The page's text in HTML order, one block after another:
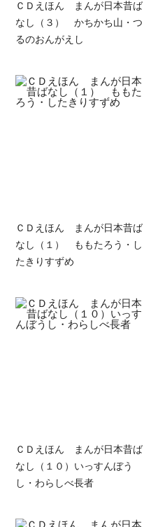
ＣＤえほん まんが日本昔ば
なし（３） かちかち山・つ
るのおんがえし
ＣＤえほん まんが日本昔ば
なし（１） ももたろう・し
たきりすずめ
ＣＤえほん まんが日本昔ば
なし（１０）いっすんぼう
し・わらしべ長者